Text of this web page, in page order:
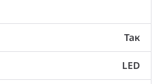
Так
LED